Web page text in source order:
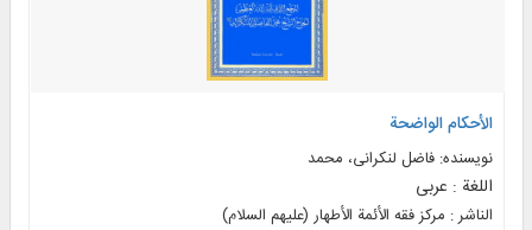
الأحکام الواضحة
نویسنده: فاضل لنکرانی، محمد
اللغة : عربی
الناشر : مرکز فقه الأئمة الأطهار (علیهم السلام)